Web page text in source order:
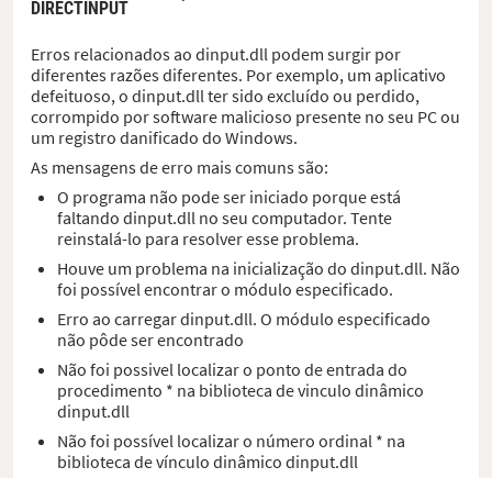
DIRECTINPUT
Erros relacionados ao dinput.dll podem surgir por
diferentes razões diferentes. Por exemplo, um aplicativo
defeituoso, o dinput.dll ter sido excluído ou perdido,
corrompido por software malicioso presente no seu PC ou
um registro danificado do Windows.
As mensagens de erro mais comuns são:
O programa não pode ser iniciado porque está
faltando dinput.dll no seu computador. Tente
reinstalá-lo para resolver esse problema.
Houve um problema na inicialização do dinput.dll. Não
foi possível encontrar o módulo especificado.
Erro ao carregar dinput.dll. O módulo especificado
não pôde ser encontrado
Não foi possivel localizar o ponto de entrada do
procedimento * na biblioteca de vinculo dinâmico
dinput.dll
Não foi possível localizar o número ordinal * na
biblioteca de vínculo dinâmico dinput.dll